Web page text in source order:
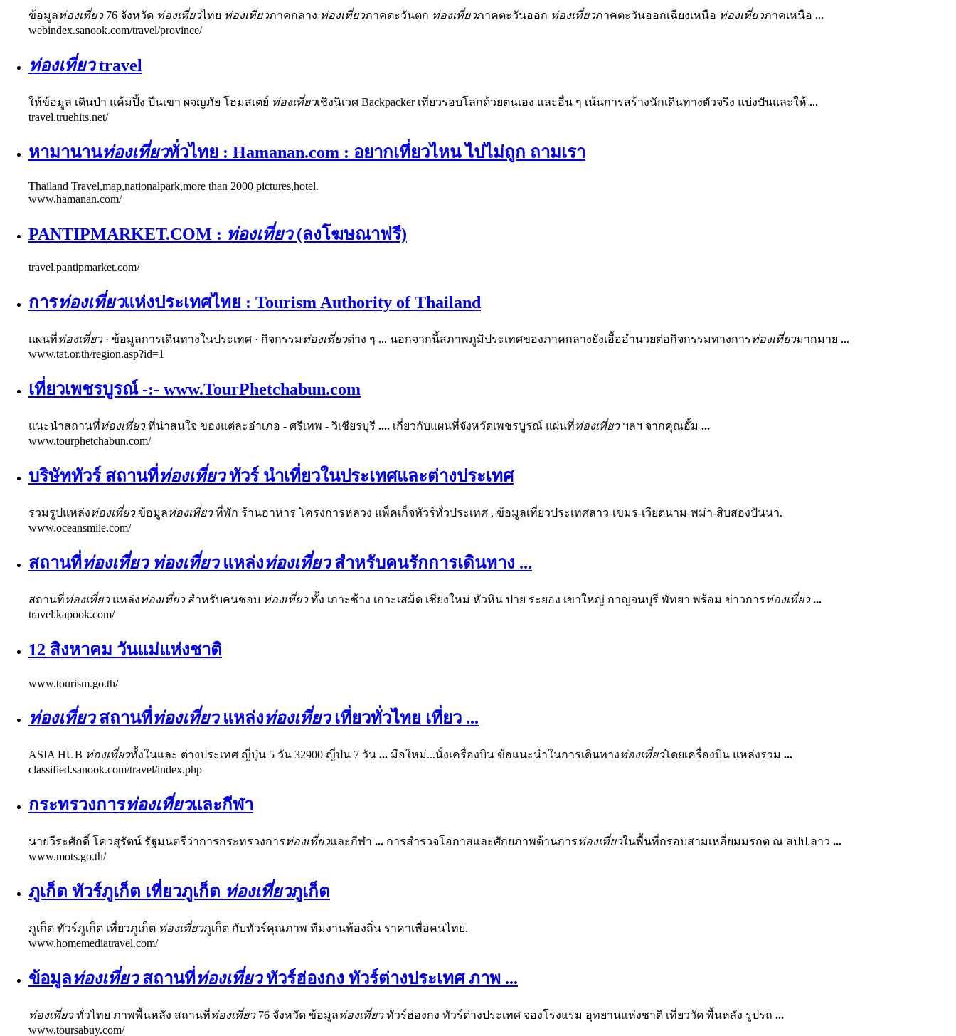
ข้อมูลท่องเที่ยว76 จังหวัด ท่องเที่ยวไทย ท่องเที่ยวภาคกลาง ท่องเที่ยวภาคตะวันตก ท่องเที่ยวภาคตะวันออก ท่องเที่ยวภาคตะวันออกเฉียงเหนือ ท่องเที่ยวภาคเหนือ ...
webindex.sanook.com/travel/province/
ท่องเที่ยวtravel
ให้ข้อมูล เดินป่า แค้มปิ้ง ปีนเขา ผจญภัย โฮมสเตย์ ท่องเที่ยวเชิงนิเวศ Backpacker เที่ยวรอบโลกด้วยตนเอง และอื่น ๆ เน้นการสร้างนักเดินทางตัวจริง แบ่งปันและให้ ...
travel.truehits.net/
หามานานท่องเที่ยวทั่วไทย : Hamanan.com : อยากเที่ยวไหน ไปไม่ถูก ถามเรา
Thailand Travel,map,nationalpark,more than 2000 pictures,hotel.
www.hamanan.com/
PANTIPMARKET.COM : ท่องเที่ยว(ลงโฆษณาฟรี)
travel.pantipmarket.com/
การท่องเที่ยวแห่งประเทศไทย : Tourism Authority of Thailand
แผนที่ท่องเที่ยว· ข้อมูลการเดินทางในประเทศ · กิจกรรม ท่องเที่ยวต่าง ๆ ... นอกจากนี้สภาพภูมิประเทศของภาคกลางยังเอื้ออำนวยต่อกิจกรรมทางการท่องเที่ยวมากมาย ...
www.tat.or.th/region.asp?id=1
เที่ยวเพชรบูรณ์ -:- www.TourPhetchabun.com
แนะนำสถานที่ท่องเที่ยวที่น่าสนใจ ของแต่ละอำเภอ - ศรีเทพ - วิเชียรบุรี .... เกี่ยวกับแผนที่จังหวัดเพชรบูรณ์ แผ่นที่ท่องเที่ยวฯลฯ จากคุณอั้ม ...
www.tourphetchabun.com/
บริษัททัวร์ สถานที่ท่องเที่ยวทัวร์ นำเที่ยวในประเทศและต่างประเทศ
รวมรูปแหล่งท่องเที่ยวข้อมูลท่องเที่ยวที่พัก ร้านอาหาร โครงการหลวง แพ็คเก็จทัวร์ทั่วประเทศ , ข้อมูลเที่ยวประเทศลาว-เขมร-เวียตนาม-พม่า-สิบสองปันนา.
www.oceansmile.com/
สถานที่ท่องเที่ยว ท่องเที่ยวแหล่งท่องเที่ยวสำหรับคนรักการเดินทาง ...
สถานที่ท่องเที่ยวแหล่งท่องเที่ยวสำหรับคนชอบ ท่องเที่ยวทั้ง เกาะช้าง เกาะเสม็ด เชียงใหม่ หัวหิน ปาย ระยอง เขาใหญ่ กาญจนบุรี พัทยา พร้อม ข่าวการท่องเที่ยว ...
travel.kapook.com/
12 สิงหาคม วันแม่แห่งชาติ
www.tourism.go.th/
ท่องเที่ยวสถานที่ท่องเที่ยวแหล่งท่องเที่ยวเที่ยวทั่วไทย เที่ยว ...
ASIA HUB ท่องเที่ยวทั้งในและ ต่างประเทศ ญี่ปุ่น 5 วัน 32900 ญี่ป่น 7 วัน ... มือใหม่...นั่งเครื่องบิน ข้อแนะนำในการเดินทางท่องเที่ยวโดยเครื่องบิน แหล่งรวม ...
classified.sanook.com/travel/index.php
กระทรวงการท่องเที่ยวและกีฬา
นายวีระศักดิ์ โควสุรัตน์ รัฐมนตรีว่าการกระทรวงการท่องเที่ยวและกีฬา ... การสำรวจโอกาสและศักยภาพด้านการท่องเที่ยวในพื้นที่กรอบสามเหลี่ยมมรกต ณ สปป.ลาว ...
www.mots.go.th/
ภูเก็ต ทัวร์ภูเก็ต เที่ยวภูเก็ต ท่องเที่ยวภูเก็ต
ภูเก็ต ทัวร์ภูเก็ต เที่ยวภูเก็ต ท่องเที่ยวภูเก็ต กับทัวร์คุณภาพ ทีมงานท้องถิ่น ราคาเพื่อคนไทย.
www.homemediatravel.com/
ข้อมูลท่องเที่ยวสถานที่ท่องเที่ยวทัวร์ฮ่องกง ทัวร์ต่างประเทศ ภาพ ...
ท่องเที่ยวทั่วไทย ภาพพื้นหลัง สถานที่ท่องเที่ยว76 จังหวัด ข้อมูลท่องเที่ยวทัวร์ฮ่องกง ทัวร์ต่างประเทศ จองโรงแรม อุทยานแห่งชาติ เที่ยววัด พื้นหลัง รูปรถ ...
www.toursabuy.com/